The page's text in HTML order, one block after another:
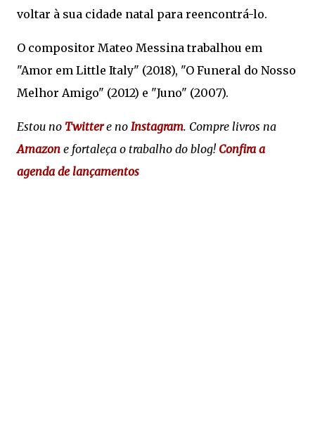
voltar à sua cidade natal para reencontrá-lo.
O compositor Mateo Messina trabalhou em
"Amor em Little Italy" (2018), "O Funeral do Nosso
Melhor Amigo" (2012) e "Juno" (2007).
Estou no Twittere no Instagram. Compre livros na
Amazon e fortaleça o trabalho do blog! Confira a
agenda de lançamentos